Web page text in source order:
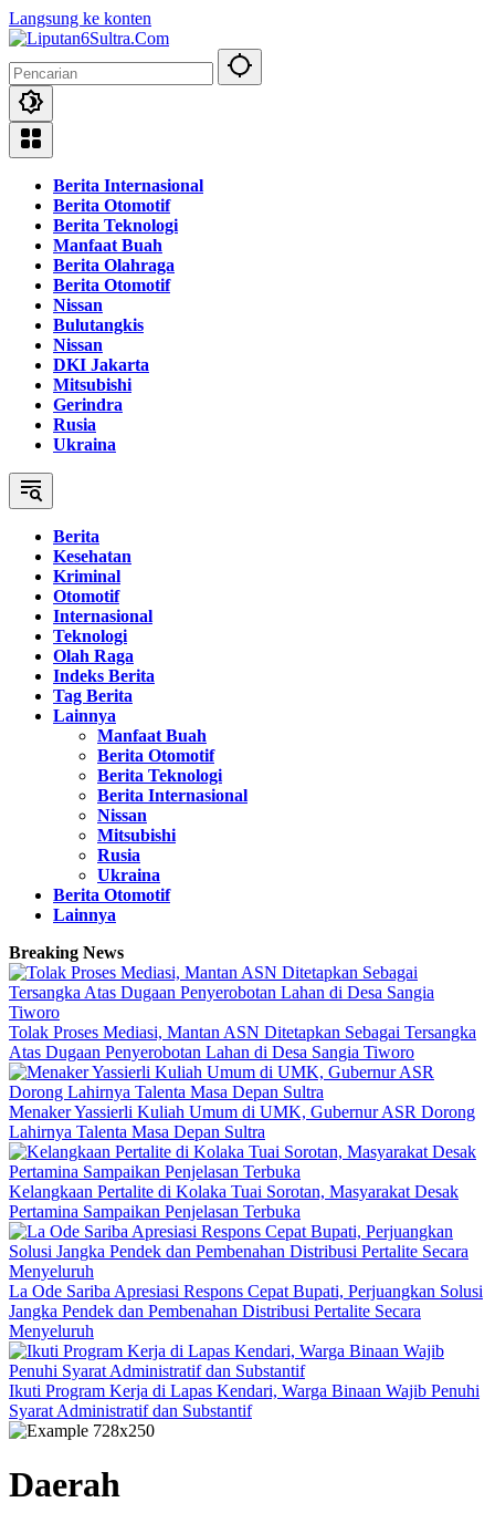
Langsung ke konten
Berita Internasional
Berita Otomotif
Berita Teknologi
Manfaat Buah
Berita Olahraga
Berita Otomotif
Nissan
Bulutangkis
Nissan
DKI Jakarta
Mitsubishi
Gerindra
Rusia
Ukraina
Berita
Kesehatan
Kriminal
Otomotif
Internasional
Teknologi
Olah Raga
Indeks Berita
Tag Berita
Lainnya
Manfaat Buah
Berita Otomotif
Berita Teknologi
Berita Internasional
Nissan
Mitsubishi
Rusia
Ukraina
Berita Otomotif
Lainnya
Breaking News
Tolak Proses Mediasi, Mantan ASN Ditetapkan Sebagai Tersangka
Atas Dugaan Penyerobotan Lahan di Desa Sangia Tiworo
Menaker Yassierli Kuliah Umum di UMK, Gubernur ASR Dorong
Lahirnya Talenta Masa Depan Sultra
Kelangkaan Pertalite di Kolaka Tuai Sorotan, Masyarakat Desak
Pertamina Sampaikan Penjelasan Terbuka
La Ode Sariba Apresiasi Respons Cepat Bupati, Perjuangkan Solusi
Jangka Pendek dan Pembenahan Distribusi Pertalite Secara
Menyeluruh
Ikuti Program Kerja di Lapas Kendari, Warga Binaan Wajib Penuhi
Syarat Administratif dan Substantif
Daerah